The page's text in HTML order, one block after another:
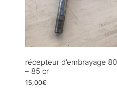
récepteur d’embrayage 80
– 85 cr
15,00€